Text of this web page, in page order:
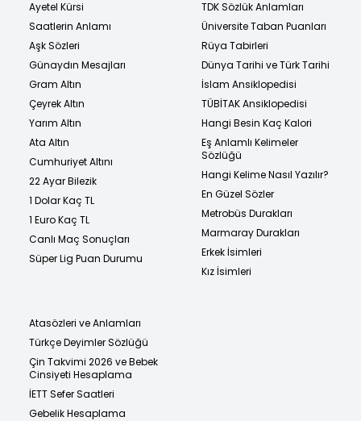
Ayetel Kürsi
Saatlerin Anlamı
Aşk Sözleri
Günaydın Mesajları
Gram Altın
Çeyrek Altın
Yarım Altın
Ata Altın
Cumhuriyet Altını
22 Ayar Bilezik
1 Dolar Kaç TL
1 Euro Kaç TL
Canlı Maç Sonuçları
Süper Lig Puan Durumu
TDK Sözlük Anlamları
Üniversite Taban Puanları
Rüya Tabirleri
Dünya Tarihi ve Türk Tarihi
İslam Ansiklopedisi
TÜBİTAK Ansiklopedisi
Hangi Besin Kaç Kalori
Eş Anlamlı Kelimeler
Sözlüğü
Hangi Kelime Nasıl Yazılır?
En Güzel Sözler
Metrobüs Durakları
Marmaray Durakları
Erkek İsimleri
Kız İsimleri
Atasözleri ve Anlamları
Türkçe Deyimler Sözlüğü
Çin Takvimi 2026 ve Bebek
Cinsiyeti Hesaplama
İETT Sefer Saatleri
Gebelik Hesaplama